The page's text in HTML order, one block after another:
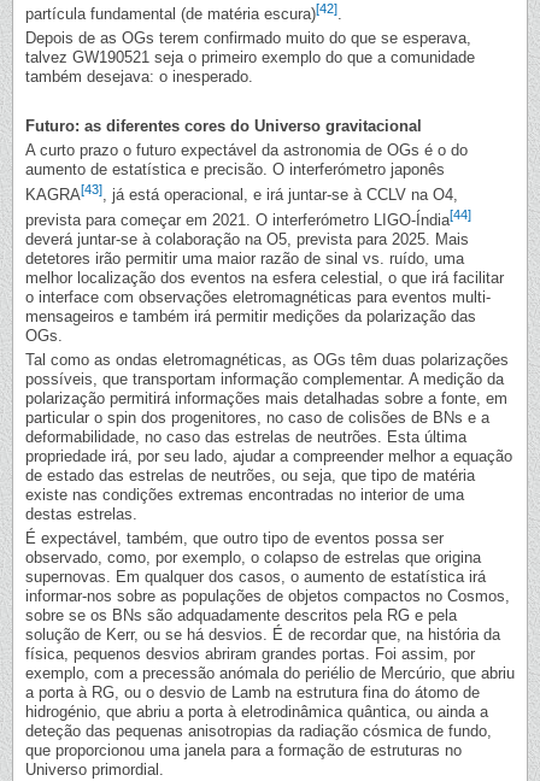
partícula fundamental (de matéria escura)[42].
Depois de as OGs terem confirmado muito do que se esperava,
talvez GW190521 seja o primeiro exemplo do que a comunidade
também desejava: o inesperado.
Futuro: as diferentes cores do Universo gravitacional
A curto prazo o futuro expectável da astronomia de OGs é o do
aumento de estatística e precisão. O interferómetro japonês
KAGRA[43]
, já está operacional, e irá juntar-se à CCLV na O4,
prevista para começar em 2021. O interferómetro LIGO-Índia[44]
deverá juntar-se à colaboração na O5, prevista para 2025. Mais
detetores irão permitir uma maior razão de sinal vs. ruído, uma
melhor localização dos eventos na esfera celestial, o que irá facilitar
o interface com observações eletromagnéticas para eventos multi-
mensageiros e também irá permitir medições da polarização das
OGs.
Tal como as ondas eletromagnéticas, as OGs têm duas polarizações
possíveis, que transportam informação complementar. A medição da
polarização permitirá informações mais detalhadas sobre a fonte, em
particular o spin dos progenitores, no caso de colisões de BNs e a
deformabilidade, no caso das estrelas de neutrões. Esta última
propriedade irá, por seu lado, ajudar a compreender melhor a equação
de estado das estrelas de neutrões, ou seja, que tipo de matéria
existe nas condições extremas encontradas no interior de uma
destas estrelas.
É expectável, também, que outro tipo de eventos possa ser
observado, como, por exemplo, o colapso de estrelas que origina
supernovas. Em qualquer dos casos, o aumento de estatística irá
informar-nos sobre as populações de objetos compactos no Cosmos,
sobre se os BNs são adquadamente descritos pela RG e pela
solução de Kerr, ou se há desvios. É de recordar que, na história da
física, pequenos desvios abriram grandes portas. Foi assim, por
exemplo, com a precessão anómala do periélio de Mercúrio, que abriu
a porta à RG, ou o desvio de Lamb na estrutura fina do átomo de
hidrogénio, que abriu a porta à eletrodinâmica quântica, ou ainda a
deteção das pequenas anisotropias da radiação cósmica de fundo,
que proporcionou uma janela para a formação de estruturas no
Universo primordial.